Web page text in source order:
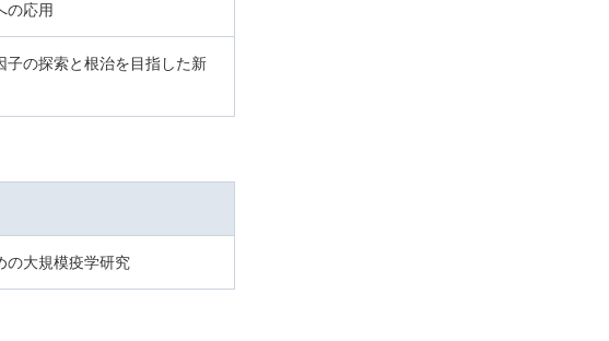
の応用
子の探索と根治を目指した新
の大規模疫学研究